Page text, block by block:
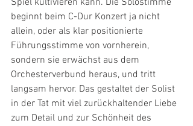
Spiel kultivieren kann. Die Solostimme
beginnt beim C-Dur Konzert ja nicht
allein, oder als klar positionierte
Führungsstimme von vornherein,
sondern sie erwächst aus dem
Orchesterverbund heraus, und tritt
langsam hervor. Das gestaltet der Solist
in der Tat mit viel zurückhaltender Liebe
zum Detail und zur Schönheit des